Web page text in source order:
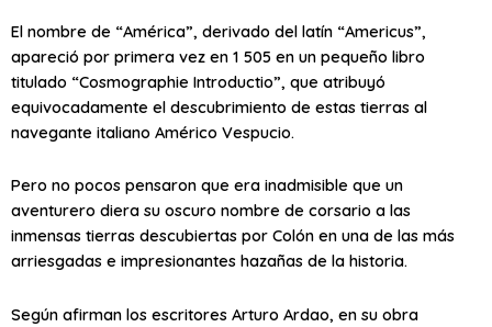
El nombre de “América”, derivado del latín “Americus”,
apareció por primera vez en 1 505 en un pequeño libro
titulado “Cosmographie Introductio”, que atribuyó
equivocadamente el descubrimiento de estas tierras al
navegante italiano Américo Vespucio.
Pero no pocos pensaron que era inadmisible que un
aventurero diera su oscuro nombre de corsario a las
inmensas tierras descubiertas por Colón en una de las más
arriesgadas e impresionantes hazañas de la historia.
Según afirman los escritores Arturo Ardao, en su obra